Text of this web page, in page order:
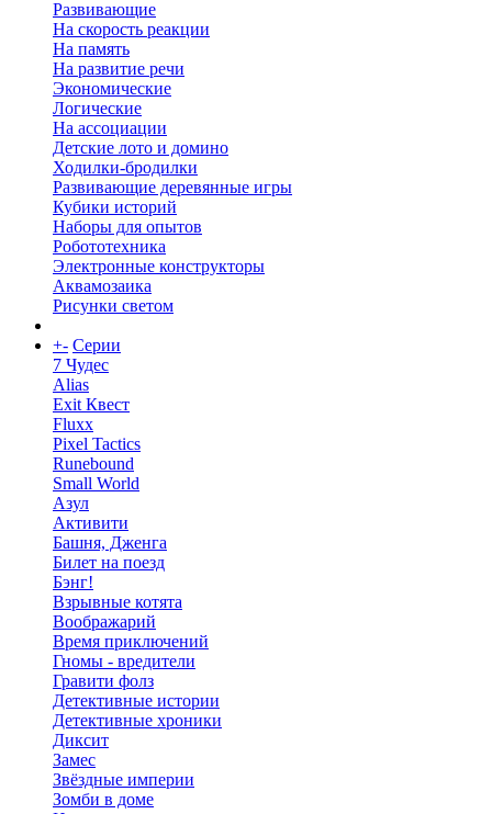
Развивающие
На скорость реакции
На память
На развитие речи
Экономические
Логические
На ассоциации
Детские лото и домино
Ходилки-бродилки
Развивающие деревянные игры
Кубики историй
Наборы для опытов
Робототехника
Электронные конструкторы
Аквамозаика
Рисунки светом
+- Серии
7 Чудес
Alias
Exit Квест
Fluxx
Pixel Tactics
Runebound
Small World
Азул
Активити
Башня, Дженга
Билет на поезд
Бэнг!
Взрывные котята
Воображарий
Время приключений
Гномы - вредители
Гравити фолз
Детективные истории
Детективные хроники
Диксит
Замес
Звёздные империи
Зомби в доме